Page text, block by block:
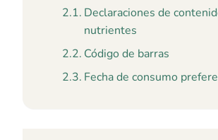
Declaraciones de
nutrientes
Código de barras
Fecha de consumo